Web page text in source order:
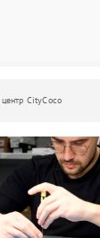
CityCoco